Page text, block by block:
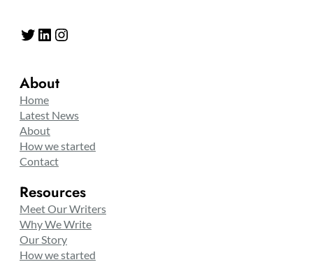
Twitter LinkedIn Instagram
About
Home
Latest News
About
How we started
Contact
Resources
Meet Our Writers
Why We Write
Our Story
How we started